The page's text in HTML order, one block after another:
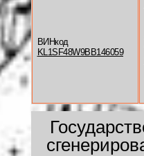
ВИНкод
KL1SF48W9BB146059